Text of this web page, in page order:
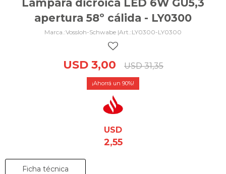
Lámpara dicroica LED 6W GU5,3
apertura 58º cálida - LY0300
Vossloh-Schwabe | LY0300-LY0300
USD 3,00 USD 31,35
90
USD
2,55
Ficha técnica